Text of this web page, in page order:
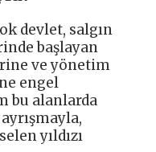
devlet, salgın
başlayan
ve yönetim
engel
bu alanlarda
yıldızı